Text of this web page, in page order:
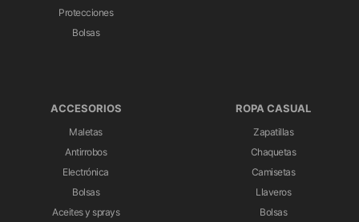
Protecciones
Bolsas
ACCESORIOS
Maletas
Antirrobos
Electrónica
Bolsas
Aceites y sprays
ROPA CASUAL
Zapatillas
Chaquetas
Camisetas
Llaveros
Bolsas